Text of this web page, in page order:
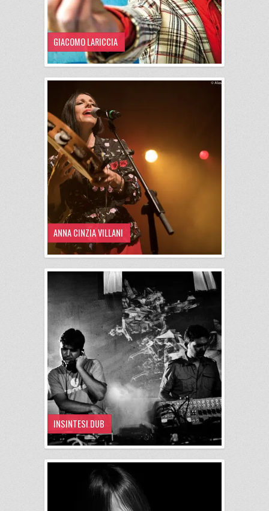
GIACOMO LARICCIA
ANNA CINZIA VILLANI
INSINTESI DUB